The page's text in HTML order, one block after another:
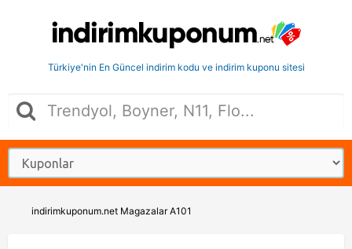
Türkiye'nin En Güncel indirim kodu ve indirim kuponu sitesi
indirimkuponum.net Magazalar A101